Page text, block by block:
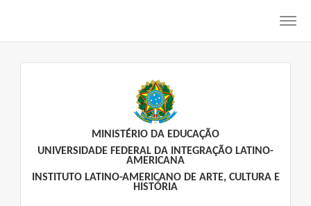
MINISTÉRIO DA EDUCAÇÃO
UNIVERSIDADE FEDERAL DA INTEGRAÇÃO LATINO-
AMERICANA
INSTITUTO LATINO-AMERICANO DE ARTE, CULTURA E
HISTÓRIA